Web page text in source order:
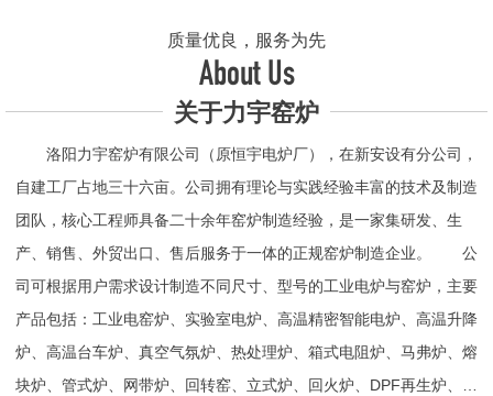
质量优良，服务为先
About Us
关于力宇窑炉
洛阳力宇窑炉有限公司（原恒宇电炉厂），在新安设有分公司，
自建工厂占地三十六亩。公司拥有理论与实践经验丰富的技术及制造
团队，核心工程师具备二十余年窑炉制造经验，是一家集研发、生
产、销售、外贸出口、售后服务于一体的正规窑炉制造企业。 公
司可根据用户需求设计制造不同尺寸、型号的工业电炉与窑炉，主要
产品包括：工业电窑炉、实验室电炉、高温精密智能电炉、高温升降
炉、高温台车炉、真空气氛炉、热处理炉、箱式电阻炉、马弗炉、熔
块炉、管式炉、网带炉、回转窑、立式炉、回火炉、DPF再生炉、试